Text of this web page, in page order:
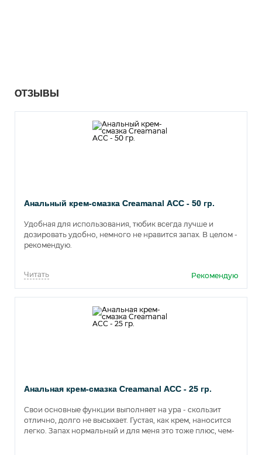
ОТЗЫВЫ
Анальный крем-смазка Creamanal АСС - 50 гр.
Удобная для использования, тюбик всегда лучше и
дозировать удобно, немного не нравится запах. В целом -
рекомендую.
Читать Рекомендую
Анальная крем-смазка Creamanal АСС - 25 гр.
Свои основные функции выполняет на ура - скользит
отлично, долго не высыхает. Густая, как крем, наносится
легко. Запах нормальный и для меня это тоже плюс, чем-